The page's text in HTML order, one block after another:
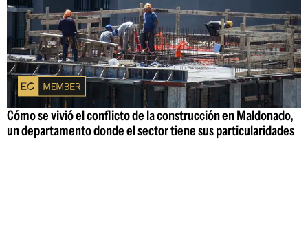
Cómo se vivió el conflicto de la construcción en Maldonado,
un departamento donde el sector tiene sus particularidades